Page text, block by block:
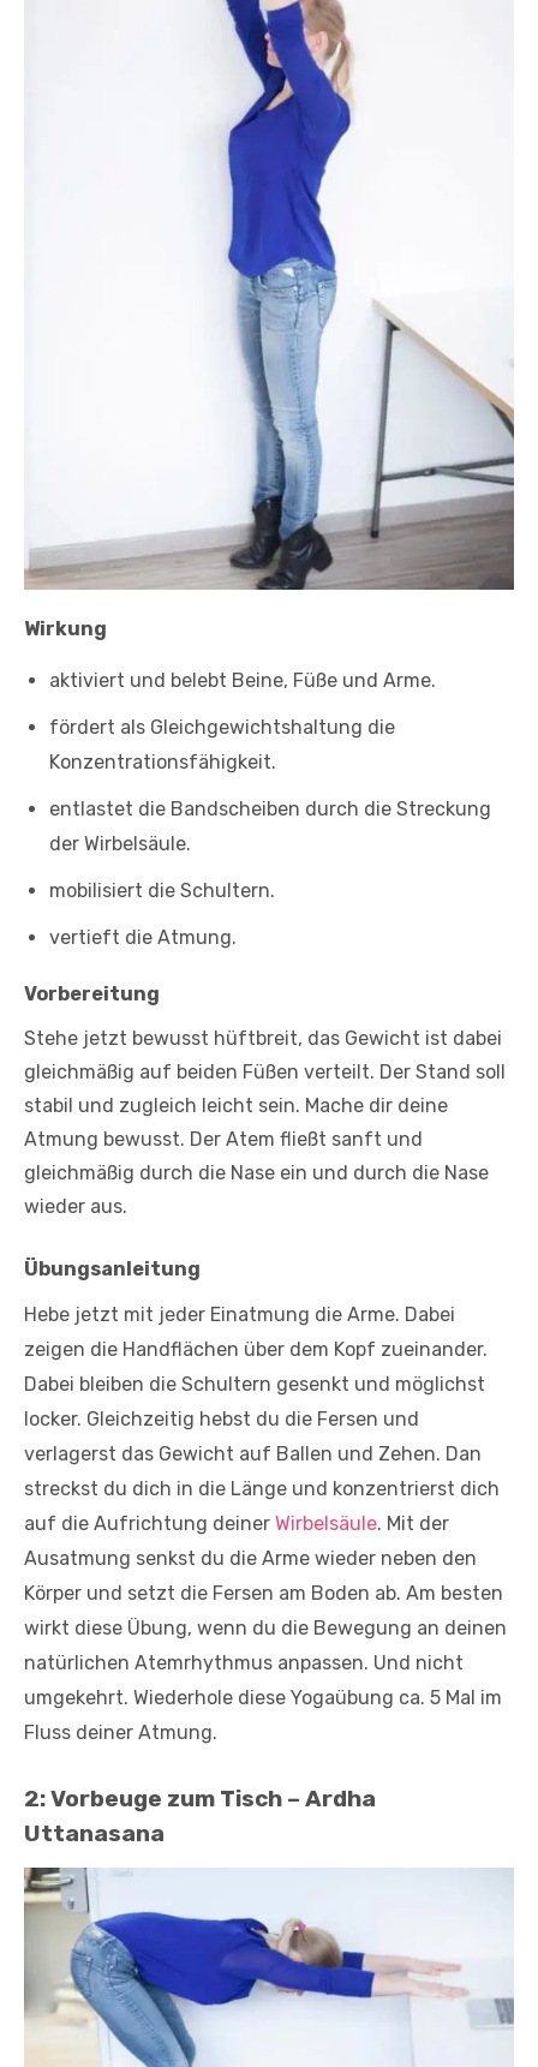
Wirkung
aktiviert und belebt Beine, Füße und Arme.
fördert als Gleichgewichtshaltung die
Konzentrationsfähigkeit.
entlastet die Bandscheiben durch die Streckung
der Wirbelsäule.
mobilisiert die Schultern.
vertieft die Atmung.
Vorbereitung
Stehe jetzt bewusst hüftbreit, das Gewicht ist dabei
gleichmäßig auf beiden Füßen verteilt. Der Stand soll
stabil und zugleich leicht sein. Mache dir deine
Atmung bewusst. Der Atem fließt sanft und
gleichmäßig durch die Nase ein und durch die Nase
wieder aus.
Übungsanleitung
Hebe jetzt mit jeder Einatmung die Arme. Dabei
zeigen die Handflächen über dem Kopf zueinander.
Dabei bleiben die Schultern gesenkt und möglichst
locker. Gleichzeitig hebst du die Fersen und
verlagerst das Gewicht auf Ballen und Zehen. Dan
streckst du dich in die Länge und konzentrierst dich
auf die Aufrichtung deiner Wirbelsäule. Mit der
Ausatmung senkst du die Arme wieder neben den
Körper und setzt die Fersen am Boden ab. Am besten
wirkt diese Übung, wenn du die Bewegung an deinen
natürlichen Atemrhythmus anpassen. Und nicht
umgekehrt. Wiederhole diese Yogaübung ca. 5 Mal im
Fluss deiner Atmung.
2: Vorbeuge zum Tisch – Ardha
Uttanasana